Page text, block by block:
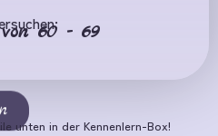
60 - 69
unten in der Kennenlern-Box!